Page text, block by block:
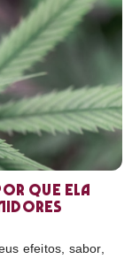
que ela
efeitos, sabor,